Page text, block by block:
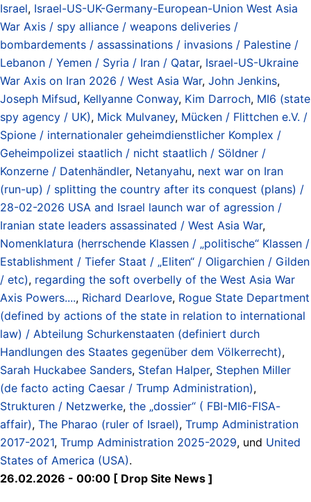
Israel, Israel-US-UK-Germany-European-Union West Asia
War Axis / spy alliance / weapons deliveries /
bombardements / assassinations / invasions / Palestine /
Lebanon / Yemen / Syria / Iran / Qatar, Israel-US-Ukraine
War Axis on Iran 2026 / West Asia War, John Jenkins,
Joseph Mifsud, Kellyanne Conway, Kim Darroch, MI6 (state
spy agency / UK), Mick Mulvaney, Mücken / Flittchen e.V. /
Spione / internationaler geheimdienstlicher Komplex /
Geheimpolizei staatlich / nicht staatlich / Söldner /
Konzerne / Datenhändler, Netanyahu, next war on Iran
(run-up) / splitting the country after its conquest (plans) /
28-02-2026 USA and Israel launch war of agression /
Iranian state leaders assassinated / West Asia War,
Nomenklatura (herrschende Klassen / „politische“ Klassen /
Establishment / Tiefer Staat / „Eliten“ / Oligarchien / Gilden
/ etc), regarding the soft overbelly of the West Asia War
Axis Powers...., Richard Dearlove, Rogue State Department
(defined by actions of the state in relation to international
law) / Abteilung Schurkenstaaten (definiert durch
Handlungen des Staates gegenüber dem Völkerrecht),
Sarah Huckabee Sanders, Stefan Halper, Stephen Miller
(de facto acting Caesar / Trump Administration),
Strukturen / Netzwerke, the „dossier“ ( FBI-MI6-FISA-
affair), The Pharao (ruler of Israel), Trump Administration
2017-2021, Trump Administration 2025-2029, und United
States of America (USA).
26.02.2026 - 00:00 [ Drop Site News ]